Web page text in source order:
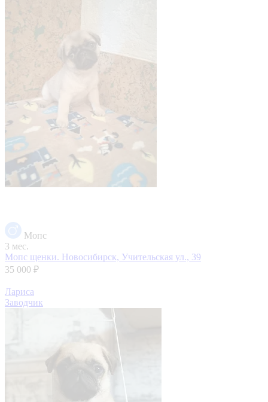
Мопс
3 мес.
Мопс щенки. Новосибирск, Учительская ул., 39
35 000 ₽
Лариса
Заводчик